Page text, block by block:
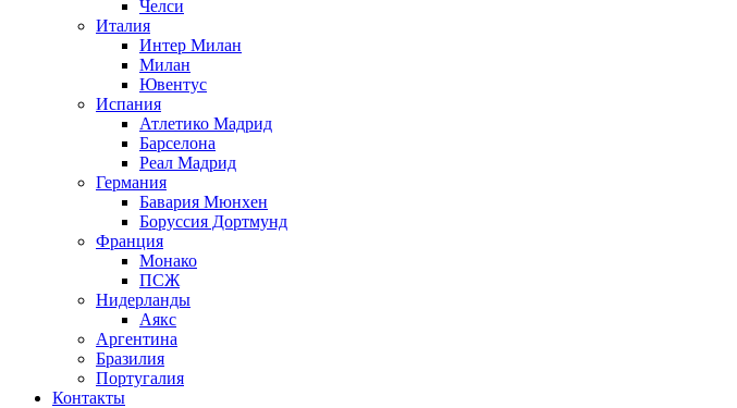
Челси
Италия
Интер Милан
Милан
Ювентус
Испания
Атлетико Мадрид
Барселона
Реал Мадрид
Германия
Бавария Мюнхен
Боруссия Дортмунд
Франция
Монако
ПСЖ
Нидерланды
Аякс
Аргентина
Бразилия
Португалия
Контакты